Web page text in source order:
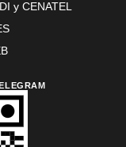
y CENATEL